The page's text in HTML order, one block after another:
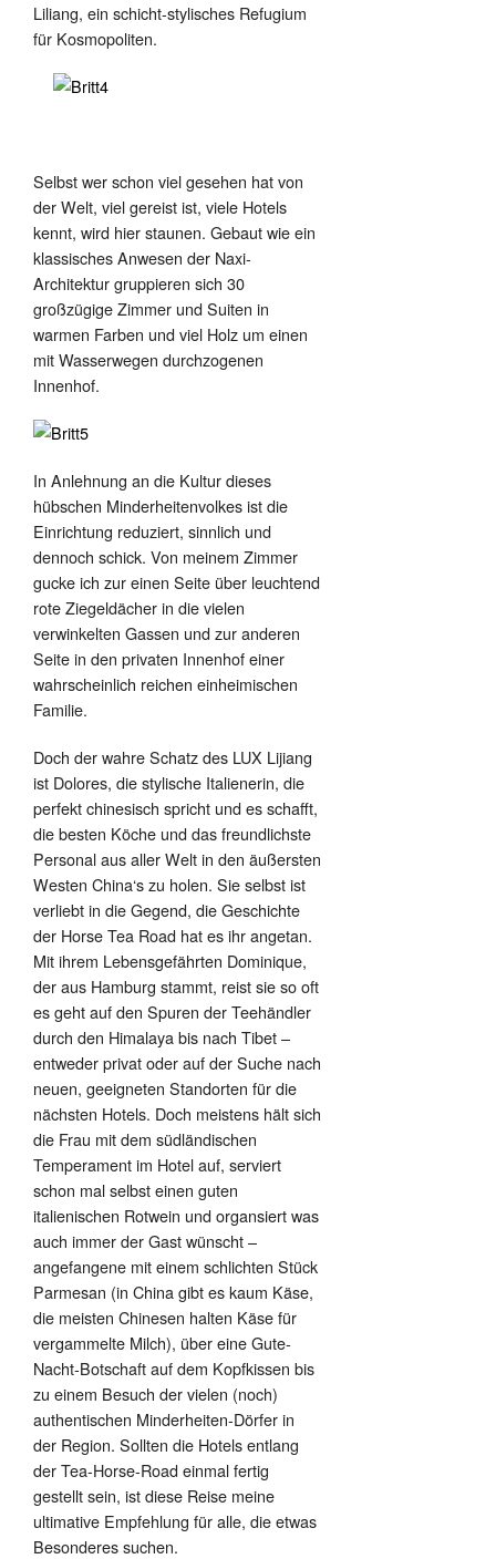
Liliang, ein schicht-stylisches Refugium
für Kosmopoliten.
Selbst wer schon viel gesehen hat von
der Welt, viel gereist ist, viele Hotels
kennt, wird hier staunen. Gebaut wie ein
klassisches Anwesen der Naxi-
Architektur gruppieren sich 30
großzügige Zimmer und Suiten in
warmen Farben und viel Holz um einen
mit Wasserwegen durchzogenen
Innenhof.
In Anlehnung an die Kultur dieses
hübschen Minderheitenvolkes ist die
Einrichtung reduziert, sinnlich und
dennoch schick. Von meinem Zimmer
gucke ich zur einen Seite über leuchtend
rote Ziegeldächer in die vielen
verwinkelten Gassen und zur anderen
Seite in den privaten Innenhof einer
wahrscheinlich reichen einheimischen
Familie.
Doch der wahre Schatz des LUX Lijiang
ist Dolores, die stylische Italienerin, die
perfekt chinesisch spricht und es schafft,
die besten Köche und das freundlichste
Personal aus aller Welt in den äußersten
Westen China‘s zu holen. Sie selbst ist
verliebt in die Gegend, die Geschichte
der Horse Tea Road hat es ihr angetan.
Mit ihrem Lebensgefährten Dominique,
der aus Hamburg stammt, reist sie so oft
es geht auf den Spuren der Teehändler
durch den Himalaya bis nach Tibet –
entweder privat oder auf der Suche nach
neuen, geeigneten Standorten für die
nächsten Hotels. Doch meistens hält sich
die Frau mit dem südländischen
Temperament im Hotel auf, serviert
schon mal selbst einen guten
italienischen Rotwein und organsiert was
auch immer der Gast wünscht –
angefangene mit einem schlichten Stück
Parmesan (in China gibt es kaum Käse,
die meisten Chinesen halten Käse für
vergammelte Milch), über eine Gute-
Nacht-Botschaft auf dem Kopfkissen bis
zu einem Besuch der vielen (noch)
authentischen Minderheiten-Dörfer in
der Region. Sollten die Hotels entlang
der Tea-Horse-Road einmal fertig
gestellt sein, ist diese Reise meine
ultimative Empfehlung für alle, die etwas
Besonderes suchen.